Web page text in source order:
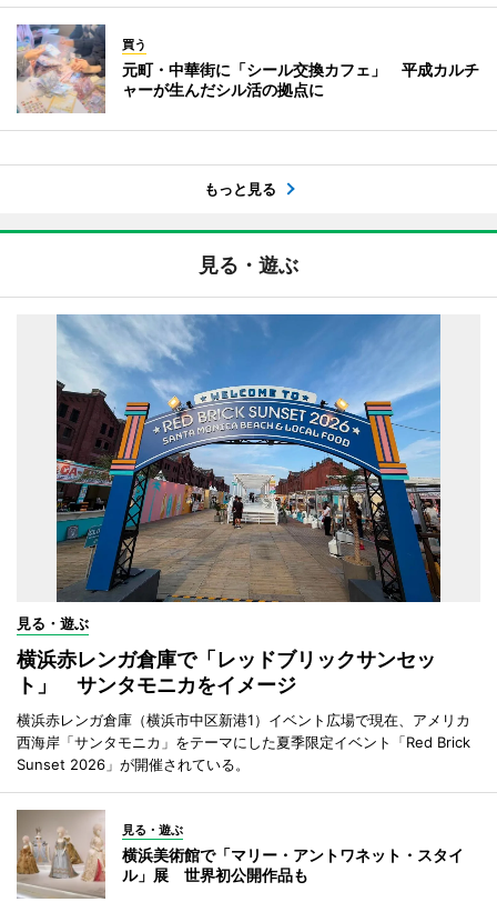
買う
元町・中華街に「シール交換カフェ」 平成カルチ
ャーが生んだシル活の拠点に
もっと見る
見る・遊ぶ
見る・遊ぶ
横浜赤レンガ倉庫で「レッドブリックサンセッ
ト」 サンタモニカをイメージ
横浜赤レンガ倉庫（横浜市中区新港1）イベント広場で現在、アメリカ
西海岸「サンタモニカ」をテーマにした夏季限定イベント「Red Brick
Sunset 2026」が開催されている。
見る・遊ぶ
横浜美術館で「マリー・アントワネット・スタイ
ル」展 世界初公開作品も